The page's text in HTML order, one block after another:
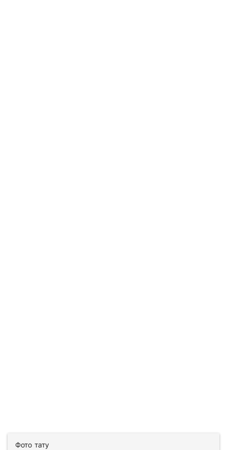
Фото тату